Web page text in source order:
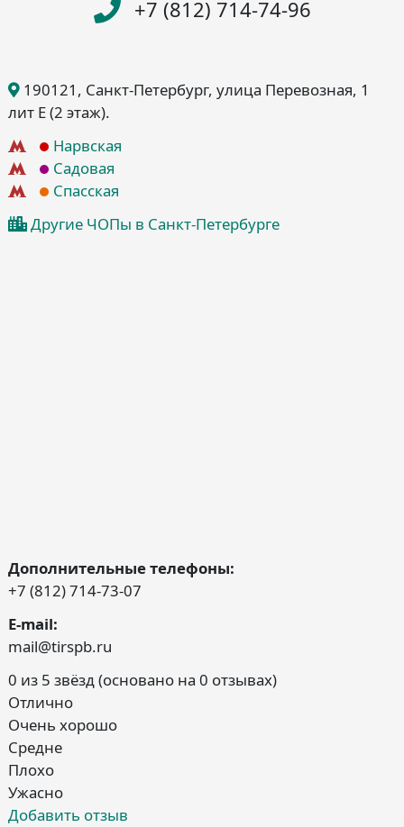
+7 (812) 714-74-96
190121 , Санкт-Петербург, улица Перевозная, 1
лит Е(2 этаж).
Нарвская
Садовая
Спасская
Другие ЧОПы в Санкт-Петербурге
Дополнительные телефоны:
+7 (812) 714-73-07
E-mail:
mail@tirspb.ru
0 из 5 звёзд (основано на 0 отзывах)
Отлично
Очень хорошо
Средне
Плохо
Ужасно
Добавить отзыв